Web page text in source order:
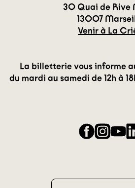
30 Quai de Rive
13007
Venir à La
La billetterie vous informe
du mardi au samedi de 12h à
Facebook